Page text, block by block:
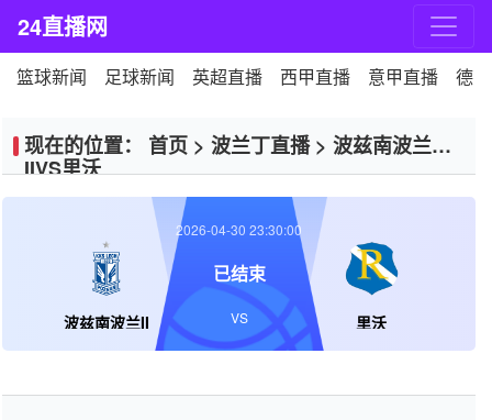
24直播网
篮球新闻 足球新闻 英超直播 西甲直播 意甲直播 德
现在的位置： 首页 > 波兰丁直播> 波兹南波兰
IIVS里沃
波兹南波兰II 里沃
2026-04-30 23:30:00
已结束
VS